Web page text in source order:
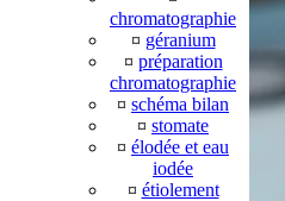
chromatographie
¤ géranium
¤ préparation
chromatographie
¤ schéma bilan
¤ stomate
¤ élodée et eau
iodée
¤ étiolement